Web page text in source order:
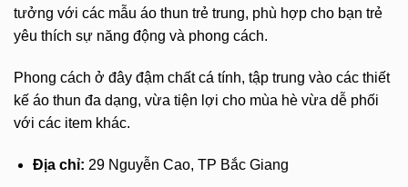
tưởng với các mẫu áo thun trẻ trung, phù hợp cho bạn trẻ
yêu thích sự năng động và phong cách.
Phong cách ở đây đậm chất cá tính, tập trung vào các thiết
kế áo thun đa dạng, vừa tiện lợi cho mùa hè vừa dễ phối
với các item khác.
Địa chỉ: 29 Nguyễn Cao, TP Bắc Giang